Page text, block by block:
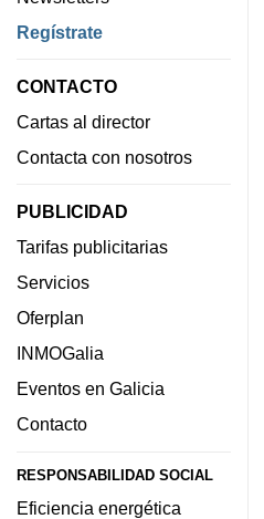
Regístrate
CONTACTO
Cartas al director
Contacta con nosotros
PUBLICIDAD
Tarifas publicitarias
Servicios
Oferplan
INMOGalia
Eventos en Galicia
Contacto
RESPONSABILIDAD SOCIAL
Eficiencia energética